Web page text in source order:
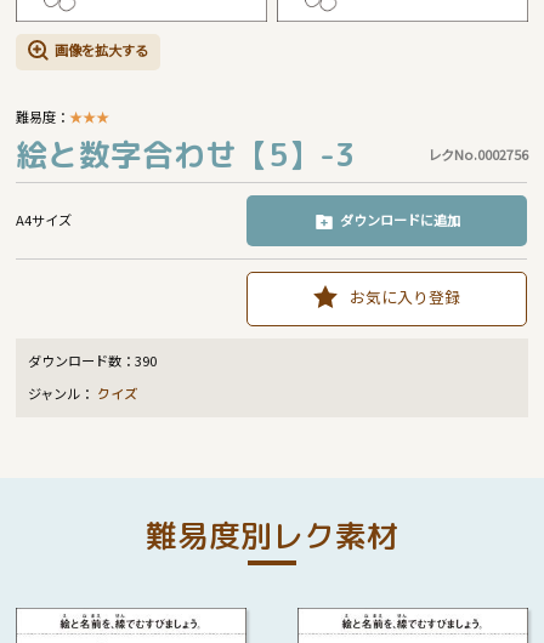
画像を拡大する
難易度：★★★
絵と数字合わせ【5】-3 レクNo.0002756
A4サイズ ダウンロードに追加
お気に入り登録
ダウンロード数：390
ジャンル： クイズ
難易度別レク素材